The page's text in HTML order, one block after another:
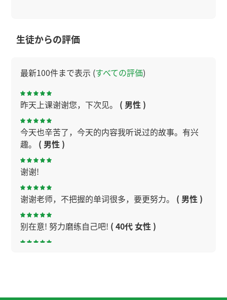
生徒からの評価
最新100件まで表示 (すべての評価)
昨天上课谢谢您，下次见。 ( 男性 )
今天也辛苦了，今天的内容我听说过的故事。有兴
趣。 ( 男性 )
谢谢!
谢谢老师，不把握的单词很多，要更努力。 ( 男性 )
别在意! 努力磨练自己吧! ( 40代 女性 )